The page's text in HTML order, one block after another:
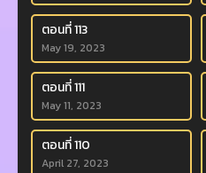
ตอนที่ 113
May 19, 2023
ตอนที่ 111
May 11, 2023
ตอนที่ 110
April 27, 2023